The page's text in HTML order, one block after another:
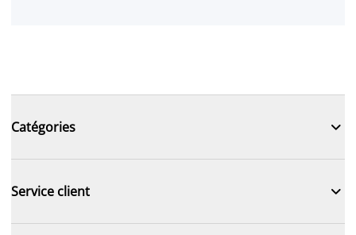
Catégories 
Service client 